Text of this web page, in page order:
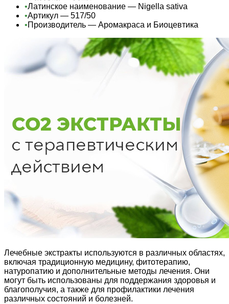
•Латинское наименование — Nigella sativa
•Артикул — 517/50
•Производитель — Аромакраса и Биоцевтика
Лечебные экстракты используются в различных областях,
включая традиционную медицину, фитотерапию,
натуропатию и дополнительные методы лечения. Они
могут быть использованы для поддержания здоровья и
благополучия, а также для профилактики лечения
различных состояний и болезней.